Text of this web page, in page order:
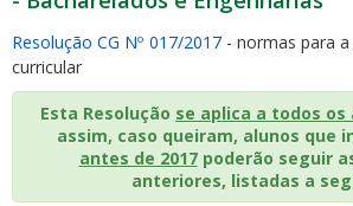
Resolução CG Nº 017/2017- normas para a
curricular
Esta Resolução se aplica a todos os
assim, caso queiram, alunos que
antes de 2017poderão seguir
anteriores, listadas a